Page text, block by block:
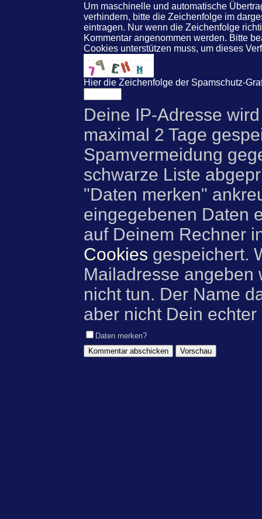
Um maschinelle und automatische
verhindern, bitte die Zeichenfolge im
eintragen. Nur wenn die Zeichenfolge
Kommentar angenommen werden. Bitte
Cookies unterstützen muss, um dieses
Hier die Zeichenfolge der Spamschutz-
Deine IP-Adresse
maximal 2 Tage
Spamvermeidung
schwarze Liste
"Daten merken"
eingegebenen Daten
auf Deinem Rechner
Cookies gespeichert.
Mailadresse angeben
nicht tun. Der Name
aber nicht Dein
Daten merken?